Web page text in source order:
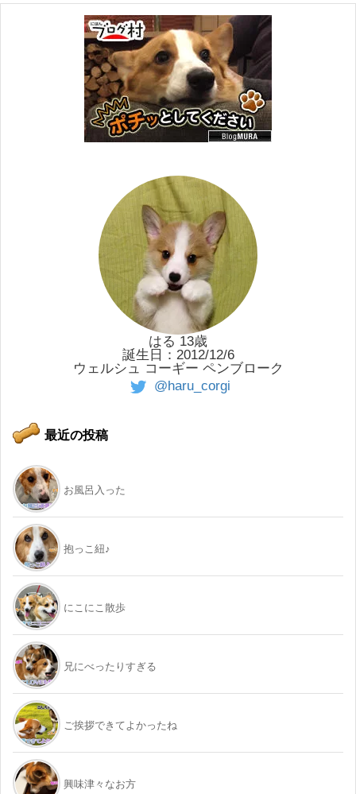
はる 13歳
誕生日：2012/12/6
ウェルシュ コーギー ペンブローク
@haru_corgi
最近の投稿
お風呂入った
抱っこ紐♪
にこにこ散歩
兄にべったりすぎる
ご挨拶できてよかったね
興味津々なお方